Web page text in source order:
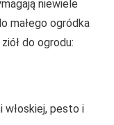
niewiele
małego ogródka
do ogrodu:
włoskiej, pesto i